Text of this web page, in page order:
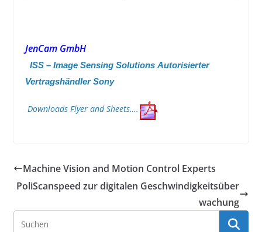
JenCam GmbH
ISS – Image Sensing Solutions Autorisierter
Vertragshändler Sony
Downloads Flyer and Sheets….
Machine Vision and Motion Control Experts
PoliScanspeed zur digitalen Geschwindigkeitsüber
wachung